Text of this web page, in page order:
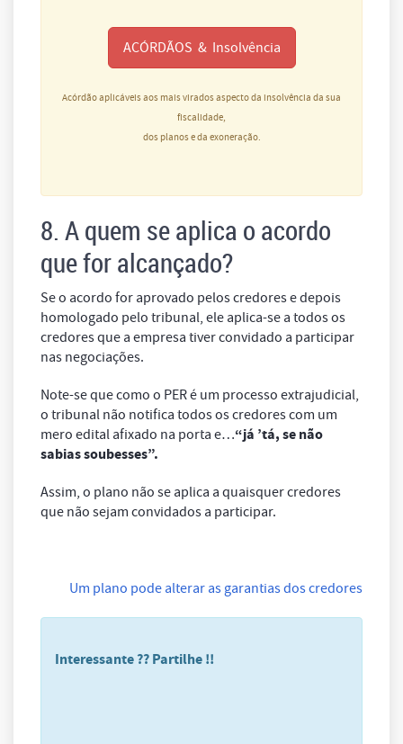
ACÓRDÃOS & Insolvência
Acórdão aplicáveis aos mais virados aspecto da insolvência da sua
fiscalidade,
dos planos e da exoneração.
8. A quem se aplica o acordo
que for alcançado?
Se o acordo for aprovado pelos credores e depois
homologado pelo tribunal, ele aplica-se a todos os
credores que a empresa tiver convidado a participar
nas negociações.
Note-se que como o PER é um processo extrajudicial,
o tribunal não notifica todos os credores com um
mero edital afixado na porta e…“já ’tá, se não
sabias soubesses”.
Assim, o plano não se aplica a quaisquer credores
que não sejam convidados a participar.
Um plano pode alterar as garantias dos credores
Interessante ?? Partilhe !!